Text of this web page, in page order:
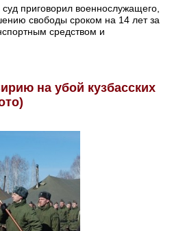
приговорил военнослужащего,
свободы сроком на 14 лет за
средством и
на убой кузбасских